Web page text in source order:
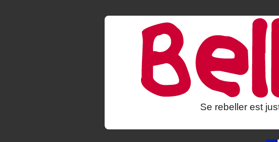
Se rebeller est